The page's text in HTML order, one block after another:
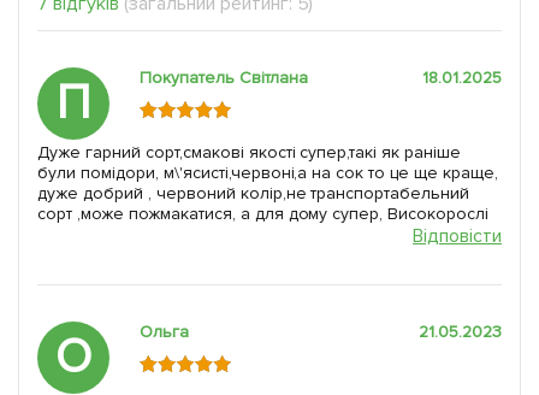
П Покупатель Світлана 18.01.2025
Дуже гарний сорт,смакові якості супер,такі як раніше
були помідори, м\'ясисті,червоні,а на сок то це ще краще,
дуже добрий , червоний колір,не транспортабельний
сорт ,може пожмакатися, а для дому супер, Високорослі
Відповісти
О Ольга 21.05.2023